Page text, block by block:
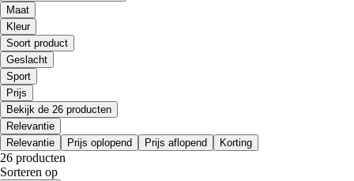
Maat
Kleur
Soort product
Geslacht
Sport
Prijs
Bekijk de 26 producten
Relevantie
Relevantie
Prijs oplopend Prijs aflopend Korting
26 producten
Sorteren op